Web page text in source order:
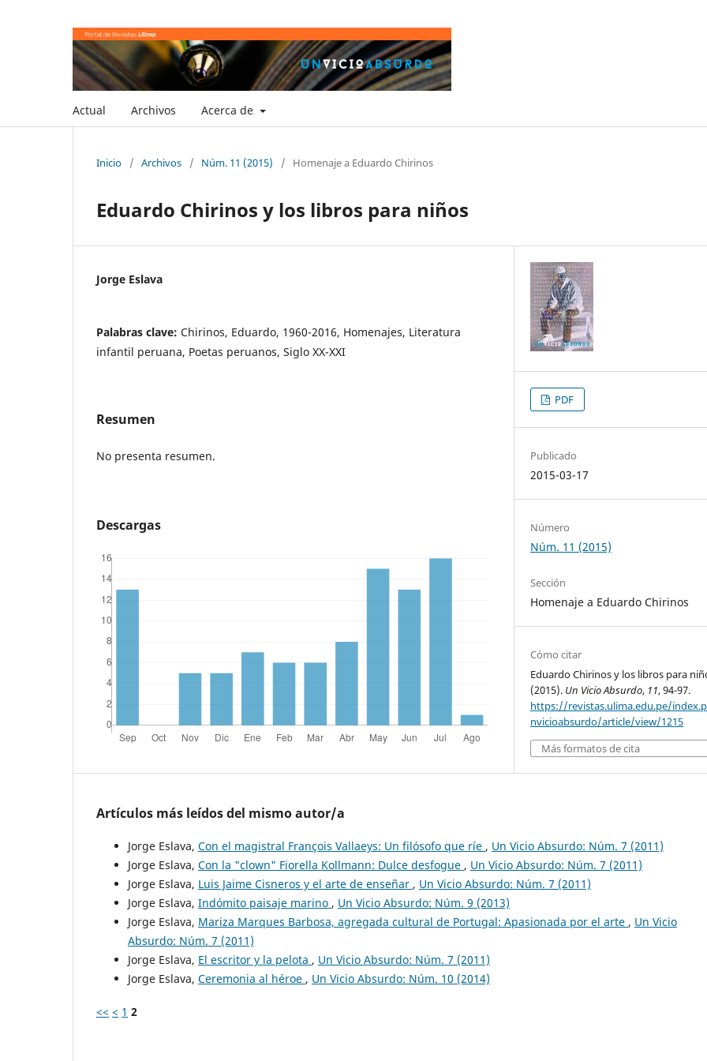
Actual Archivos Acerca de
Inicio / Archivos / Núm. 11 (2015) / Homenaje a Eduardo Chirinos
Eduardo Chirinos y los libros para niños
Jorge Eslava
Palabras clave: Chirinos, Eduardo, 1960-2016, Homenajes, Literatura
infantil peruana, Poetas peruanos, Siglo XX-XXI
Resumen
No presenta resumen.
Descargas
PDF
Publicado
2015-03-17
Número
Núm. 11 (2015)
Sección
Homenaje a Eduardo Chirinos
Cómo citar
Eduardo Chirinos y los libros para
(2015). Un Vicio Absurdo, 11, 94-97.
https://revistas.ulima.edu.pe/
nvicioabsurdo/article/view/1215
Más formatos de cita
Artículos más leídos del mismo autor/a
Jorge Eslava, Con el magistral François Vallaeys: Un filósofo que ríe , Un Vicio Absurdo: Núm. 7 (2011)
Jorge Eslava, Con la "clown" Fiorella Kollmann: Dulce desfogue , Un Vicio Absurdo: Núm. 7 (2011)
Jorge Eslava, Luis Jaime Cisneros y el arte de enseñar , Un Vicio Absurdo: Núm. 7 (2011)
Jorge Eslava, Indómito paisaje marino , Un Vicio Absurdo: Núm. 9 (2013)
Jorge Eslava, Mariza Marques Barbosa, agregada cultural de Portugal: Apasionada por el arte , Un Vicio
Absurdo: Núm. 7 (2011)
Jorge Eslava, El escritor y la pelota , Un Vicio Absurdo: Núm. 7 (2011)
Jorge Eslava, Ceremonia al héroe , Un Vicio Absurdo: Núm. 10 (2014)
<< < 1 2